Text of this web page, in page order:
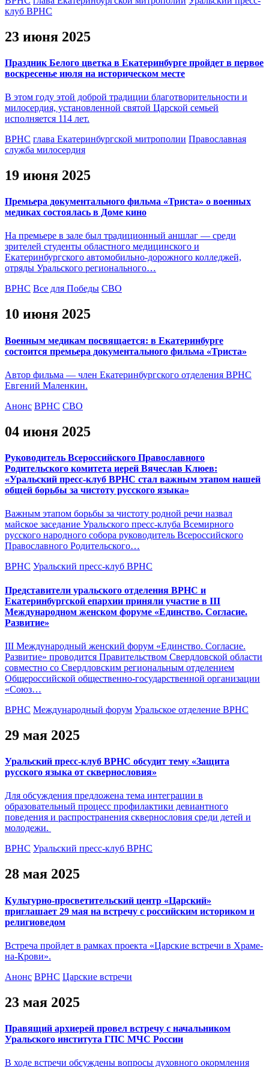
клуб ВРНС
23 июня 2025
Праздник Белого цветка в Екатеринбурге пройдет в первое
воскресенье июля на историческом месте
В этом году этой доброй традиции благотворительности и
милосердия, установленной святой Царской семьей
исполняется 114 лет.
ВРНС глава Екатеринбургской митрополии Православная
служба милосердия
19 июня 2025
Премьера документального фильма «Триста» о военных
медиках состоялась в Доме кино
На премьере в зале был традиционный аншлаг — среди
зрителей студенты областного медицинского и
Екатеринбургского автомобильно-дорожного колледжей,
отряды Уральского регионального…
ВРНС Все для Победы СВО
10 июня 2025
Военным медикам посвящается: в Екатеринбурге
состоится премьера документального фильма «Триста»
Автор фильма — член Екатеринбургского отделения ВРНС
Евгений Маленкин.
Анонс ВРНС СВО
04 июня 2025
Руководитель Всероссийского Православного
Родительского комитета иерей Вячеслав Клюев:
«Уральский пресс-клуб ВРНС стал важным этапом нашей
общей борьбы за чистоту русского языка»
Важным этапом борьбы за чистоту родной речи назвал
майское заседание Уральского пресс-клуба Всемирного
русского народного собора руководитель Всероссийского
Православного Родительского…
ВРНС Уральский пресс-клуб ВРНС
Представители уральского отделения ВРНС и
Екатеринбургской епархии приняли участие в III
Международном женском форуме «Единство. Согласие.
Развитие»
III Международный женский форум «Единство. Согласие.
Развитие» проводится Правительством Свердловской области
совместно со Свердловским региональным отделением
Общероссийской общественно-государственной организации
«Союз…
ВРНС Международный форум Уральское отделение ВРНС
29 мая 2025
Уральский пресс-клуб ВРНС обсудит тему «Защита
русского языка от сквернословия»
Для обсуждения предложена тема интеграции в
образовательный процесс профилактики девиантного
поведения и распространения сквернословия среди детей и
молодежи.
ВРНС Уральский пресс-клуб ВРНС
28 мая 2025
Культурно-просветительский центр «Царский»
приглашает 29 мая на встречу с российским историком и
религиоведом
Встреча пройдет в рамках проекта «Царские встречи в Храме-
на-Крови».
Анонс ВРНС Царские встречи
23 мая 2025
Правящий архиерей провел встречу с начальником
Уральского института ГПС МЧС России
В ходе встречи обсуждены вопросы духовного окормления